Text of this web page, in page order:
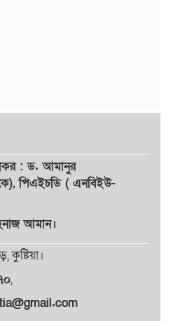
: ড. আমানুর
পিএইচডি ( এনবিইউ-
আমান।
কুষ্টিয়া।
,